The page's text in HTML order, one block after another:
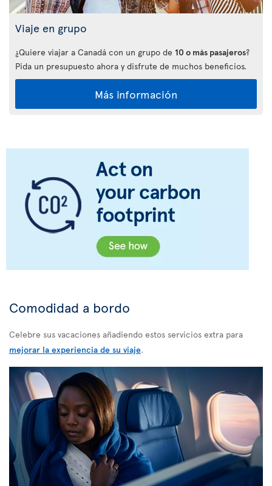
Viaje en grupo
¿Quiere viajar a Canadá con un grupo de 10 o más pasajeros?
Pida un presupuesto ahora y disfrute de muchos beneficios.
Más información
Comodidad a bordo
Celebre sus vacaciones añadiendo estos servicios extra para
mejorar la experiencia de su viaje.